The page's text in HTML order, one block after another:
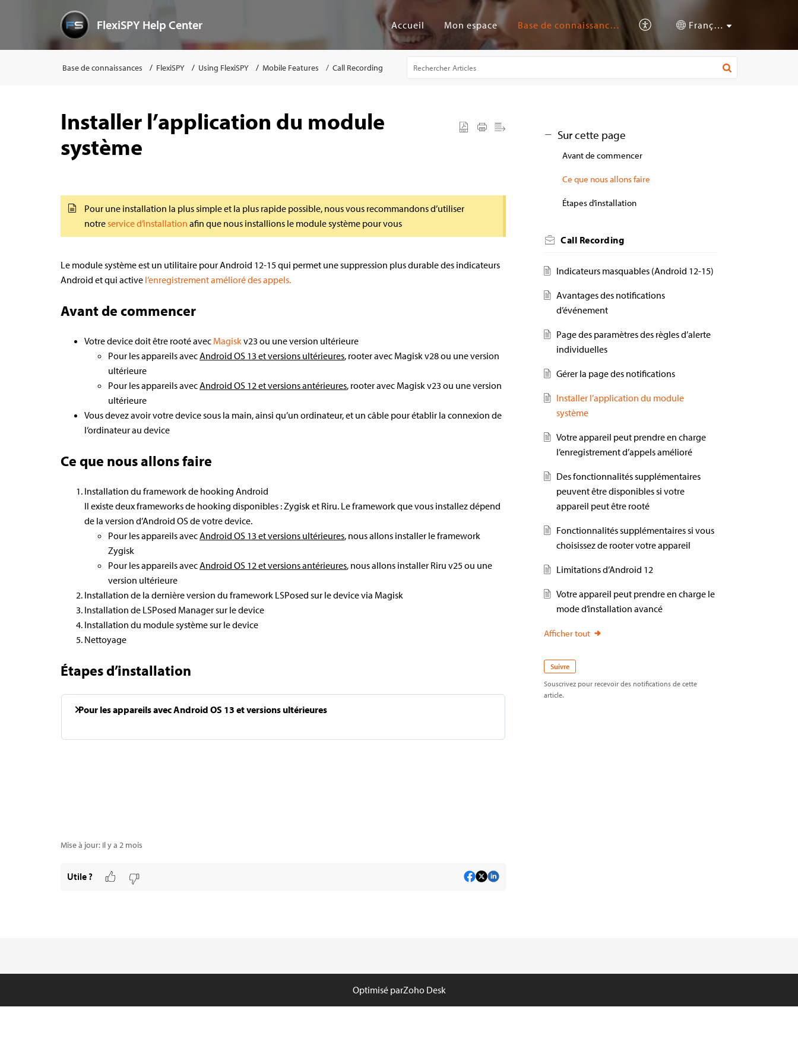
FlexiSPY Help Center Accueil Mon espace Base de connaissances Français (France)
Base de connaissances FlexiSPY Using FlexiSPY Mobile Features Call Recording
Installer l’application du module
système
Pour une installation la plus simple et la plus rapide possible, nous vous recommandons d’utiliser
notreservice d’installation afin que nous installions le module système pour vous
Le module système est un utilitaire pour Android 12-15 qui permet une suppression plus durable des indicateurs
Android et qui active l’enregistrement amélioré des appels.
Avant de commencer
Votre device doit être rooté avec Magisk v23 ou une version ultérieure
Pour les appareils avecAndroid OS 13 et versions ultérieures, rooter avec Magisk v28 ou une version
ultérieure
Pour les appareils avecAndroid OS 12 et versions antérieures, rooter avec Magisk v23 ou une version
ultérieure
Vous devez avoir votre device sous la main, ainsi qu’un ordinateur, et un câble pour établir la connexion de
l’ordinateur au device
Ce que nous allons faire
Installation du framework de hooking Android
Il existe deux frameworks de hooking disponibles : Zygisk et Riru. Le framework que vous installez dépend
de la version d’Android OS de votre device.
Pour les appareils avecAndroid OS 13 et versions ultérieures, nous allons installer le framework
Zygisk
Pour les appareils avecAndroid OS 12 et versions antérieures, nous allons installer Riru v25 ou une
version ultérieure
Installation de la dernière version du framework LSPosed sur le device via Magisk
Installation de LSPosed Manager sur le device
Installation du module système sur le device
Nettoyage
Étapes d’installation
Pour les appareils avec Android OS 13 et versions ultérieures
1. Activer Zygisk
Téléchargez la dernière version du fichier d’installation LSPosed (1.9.3) pour Zygisk dans le
Ouvrez Magisk
Mise à jour: Il y a 2 mois
Utile ?
Sur cette page
Avant de commencer
Ce que nous allons faire
Étapes d’installation
Suivre
Souscrivez pour recevoir des notifications de cette
article.
Call Recording
Indicateurs masquables (Android 12-15)
Avantages des notifications
d’événement
Page des paramètres des règles d’alerte
individuelles
Gérer la page des notifications
Installer l’application du module
système
Votre appareil peut prendre en charge
l’enregistrement d’appels amélioré
Des fonctionnalités supplémentaires
peuvent être disponibles si votre
appareil peut être rooté
Fonctionnalités supplémentaires si vous
choisissez de rooter votre appareil
Limitations d’Android 12
Votre appareil peut prendre en charge le
mode d’installation avancé
Afficher tout
Optimisé parZoho Desk